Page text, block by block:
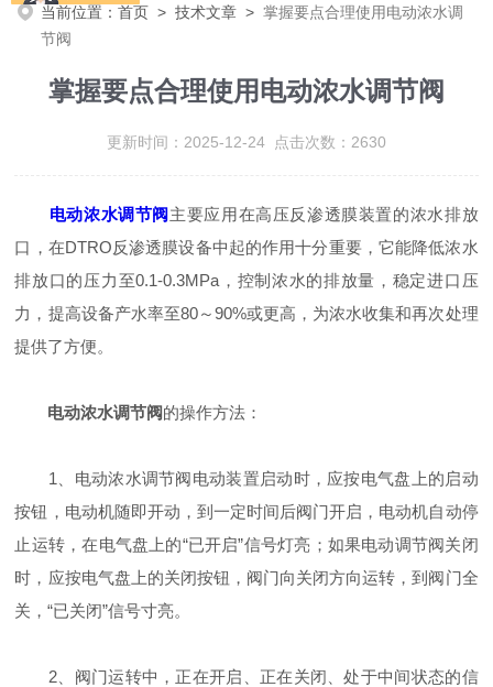
当前位置：首页 >技术文章 >掌握要点合理使用电动浓水调
节阀
掌握要点合理使用电动浓水调节阀
更新时间：2025-12-24 点击次数：2630
电动浓水调节阀主要应用在高压反渗透膜装置的浓水排放
口，在DTRO反渗透膜设备中起的作用十分重要，它能降低浓水
排放口的压力至0.1-0.3MPa，控制浓水的排放量，稳定进口压
力，提高设备产水率至80～90%或更高，为浓水收集和再次处理
提供了方便。
电动浓水调节阀的操作方法：
1、电动浓水调节阀电动装置启动时，应按电气盘上的启动
按钮，电动机随即开动，到一定时间后阀门开启，电动机自动停
止运转，在电气盘上的“已开启”信号灯亮；如果电动调节阀关闭
时，应按电气盘上的关闭按钮，阀门向关闭方向运转，到阀门全
关，“已关闭”信号寸亮。
2、阀门运转中，正在开启、正在关闭、处于中间状态的信